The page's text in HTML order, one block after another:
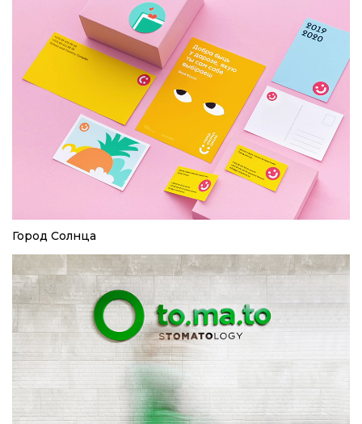
Город Солнца